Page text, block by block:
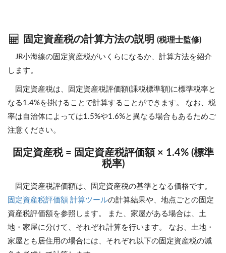
固定資産税の計算方法の説明 (税理士監修)
JR小海線の固定資産税がいくらになるか、計算方法を紹介
します。
固定資産税は、固定資産税評価額(課税標準額)に標準税率と
なる1.4%を掛けることで計算することができます。 なお、税
率は自治体によっては1.5%や1.6%と異なる場合もあるためご
注意ください。
固定資産税 = 固定資産税評価額 × 1.4% (標準
税率)
固定資産税評価額は、固定資産税の基準となる価格です。
固定資産税評価額 計算ツールの計算結果や、地点ごとの固定
資産税評価額を参照します。 また、家屋がある場合は、土
地・家屋に分けて、それぞれ計算を行います。 なお、土地・
家屋とも居住用の場合には、それぞれ以下の固定資産税の減